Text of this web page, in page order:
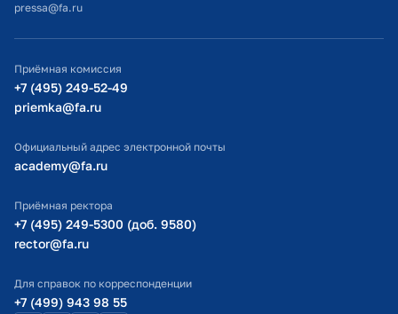
Официальный адрес электронной почты
Министерство просвещения РФ
Министерство науки и высшего образования РФ
pressa@fa.ru
Приёмная комиссия
+7 (495) 249-52-49
priemka@fa.ru
Официальный адрес электронной почты
academy@fa.ru
Приёмная ректора
+7 (495) 249-5300 (доб. 9580)
rector@fa.ru
Для справок по корреспонденции
+7 (499) 943 98 55